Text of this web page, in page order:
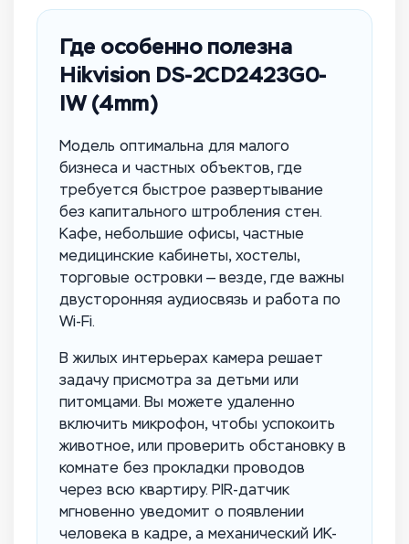
Где особенно полезна
Hikvision DS-2CD2423G0-
IW (4mm)
Модель оптимальна для малого
бизнеса и частных объектов, где
требуется быстрое развертывание
без капитального штробления стен.
Кафе, небольшие офисы, частные
медицинские кабинеты, хостелы,
торговые островки — везде, где важны
двусторонняя аудиосвязь и работа по
Wi-Fi.
В жилых интерьерах камера решает
задачу присмотра за детьми или
питомцами. Вы можете удаленно
включить микрофон, чтобы успокоить
животное, или проверить обстановку в
комнате без прокладки проводов
через всю квартиру. PIR-датчик
мгновенно уведомит о появлении
человека в кадре, а механический ИК-